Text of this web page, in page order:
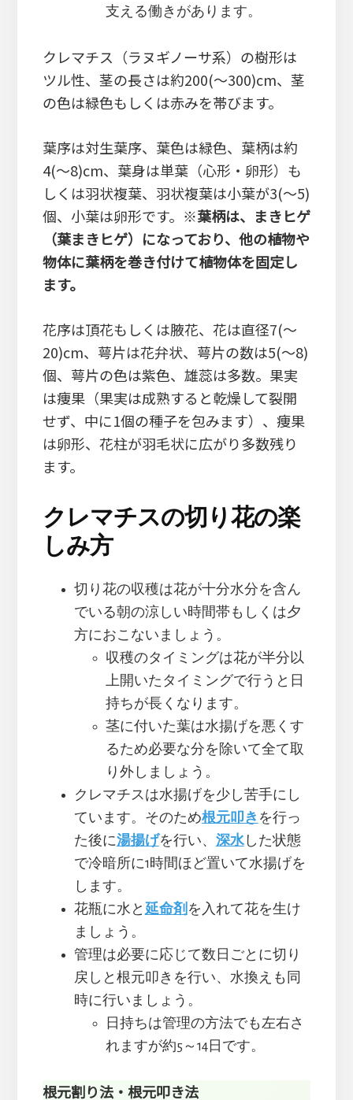
支える働きがあります。
クレマチス（ラヌギノーサ系）の樹形は
ツル性、茎の長さは約200(～300)cm、茎
の色は緑色もしくは赤みを帯びます。
葉序は対生葉序、葉色は緑色、葉柄は約
4(～8)cm、葉身は単葉（心形・卵形）も
しくは羽状複葉、羽状複葉は小葉が3(～5)
個、小葉は卵形です。※葉柄は、まきヒゲ
（葉まきヒゲ）になっており、他の植物や
物体に葉柄を巻き付けて植物体を固定し
ます。
花序は頂花もしくは腋花、花は直径7(～
20)cm、萼片は花弁状、萼片の数は5(～8)
個、萼片の色は紫色、雄蕊は多数。果実
は痩果（果実は成熟すると乾燥して裂開
せず、中に1個の種子を包みます）、痩果
は卵形、花柱が羽毛状に広がり多数残り
ます。
クレマチスの切り花の楽
しみ方
切り花の収穫は花が十分水分を含ん
でいる朝の涼しい時間帯もしくは夕
方におこないましょう。
収穫のタイミングは花が半分以
上開いたタイミングで行うと日
持ちが長くなります。
茎に付いた葉は水揚げを悪くす
るため必要な分を除いて全て取
り外しましょう。
クレマチスは水揚げを少し苦手にし
ています。そのため根元叩き を行っ
た後に湯揚げを行い、 深水した状態
で冷暗所に1時間ほど置いて水揚げを
します。
花瓶に水と 延命剤 を入れて花を生け
ましょう。
管理は必要に応じて数日ごとに切り
戻しと根元叩きを行い、水換えも同
時に行いましょう。
日持ちは管理の方法でも左右さ
れますが約5～14日です。
根元割り法・根元叩き法